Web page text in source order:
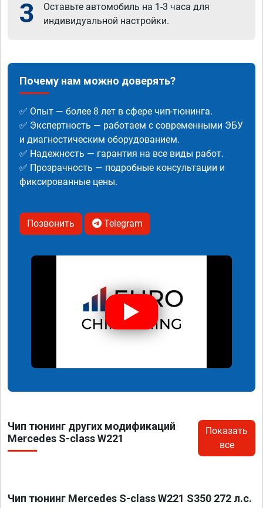
3
Оставьте автомобиль на 1-3 часа для
индивидуальной настройки.
Почему нам можно доверять?
✅ Опыт — более 8 лет в сфере чип-тюнинга.
✅ Экспертность — работаем с современными ЭБУ
и диагностическим оборудованием.
✅ Надежность — гарантия на все виды работ.
✅ Прозрачность — подробные консультации и
фиксированные цены.
Позвонить Telegram
Чип тюнинг других модификаций
Mercedes S-class W221
Показать
все
Чип тюнинг Mercedes S-class W221 S350 272 л.с.